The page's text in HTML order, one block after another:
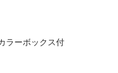
ラーボックス付